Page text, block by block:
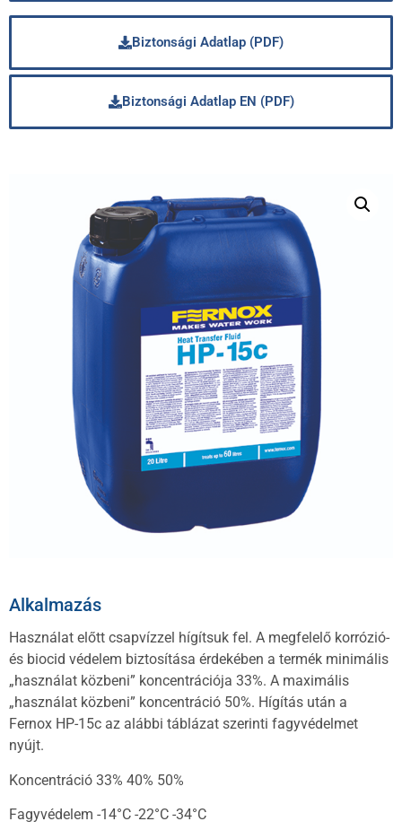
Biztonsági Adatlap (PDF)
Biztonsági Adatlap EN (PDF)
Alkalmazás
Használat előtt csapvízzel hígítsuk fel. A megfelelő korrózió-
és biocid védelem biztosítása érdekében a termék minimális
„használat közbeni” koncentrációja 33%. A maximális
„használat közbeni” koncentráció 50%. Hígítás után a
Fernox HP-15c az alábbi táblázat szerinti fagyvédelmet
nyújt.
Koncentráció 33% 40% 50%
Fagyvédelem -14°C -22°C -34°C